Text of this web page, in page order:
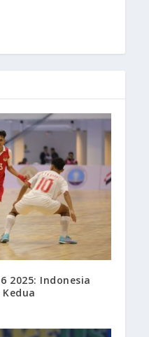
2025: Indonesia